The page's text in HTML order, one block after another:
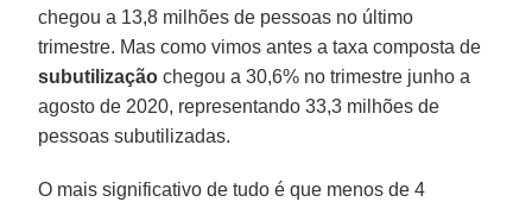
chegou a 13,8 milhões de pessoas no último
trimestre. Mas como vimos antes a taxa composta de
subutilização chegou a 30,6% no trimestre junho a
agosto de 2020, representando 33,3 milhões de
pessoas subutilizadas.
O mais significativo de tudo é que menos de 4